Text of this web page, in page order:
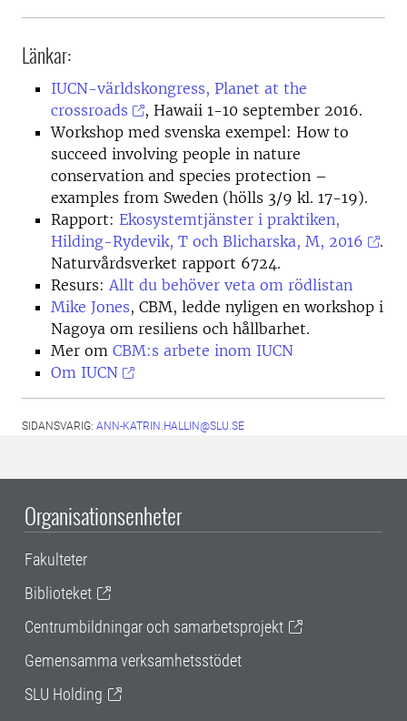
Länkar:
IUCN-världskongress, Planet at the
crossroads
, Hawaii 1-10 september 2016.
Workshop med svenska exempel: How to
succeed involving people in nature
conservation and species protection –
examples from Sweden (hölls 3/9 kl. 17-19).
Rapport: Ekosystemtjänster i praktiken,
Hilding-Rydevik, T och Blicharska, M, 2016
.
Naturvårdsverket rapport 6724.
Resurs: Allt du behöver veta om rödlistan
Mike Jones, CBM, ledde nyligen en workshop i
Nagoya om resiliens och hållbarhet.
Mer om CBM:s arbete inom IUCN
Om IUCN
SIDANSVARIG: ANN-KATRIN.HALLIN@SLU.SE
Organisationsenheter
Fakulteter
Biblioteket
Centrumbildningar och samarbetsprojekt
Gemensamma verksamhetsstödet
SLU Holding